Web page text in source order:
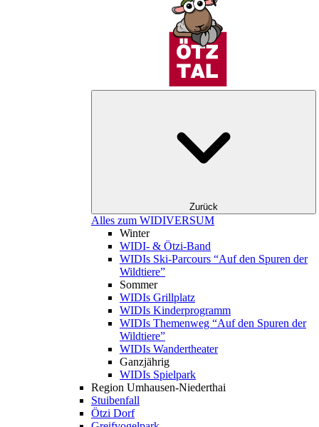
Zurück
Alles zum WIDIVERSUM
Winter
WIDI- & Ötzi-Band
WIDIs Ski-Parcours “Auf den Spuren der
Wildtiere”
Sommer
WIDIs Grillplatz
WIDIs Kinderprogramm
WIDIs Themenweg “Auf den Spuren der
Wildtiere”
WIDIs Wandertheater
Ganzjährig
WIDIs Spielpark
Region Umhausen-Niederthai
Stuibenfall
Ötzi Dorf